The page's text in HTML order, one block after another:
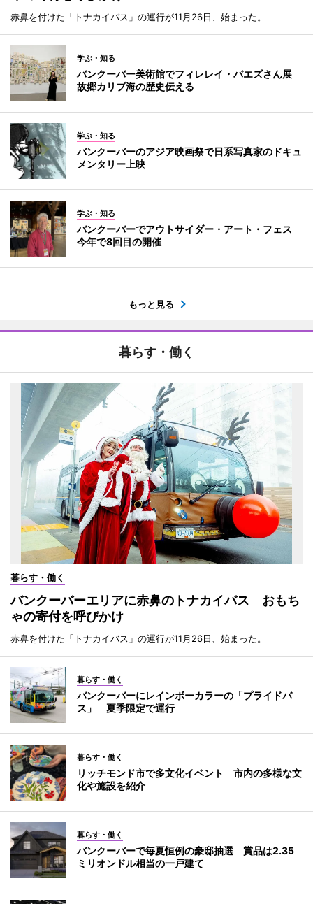
赤鼻を付けた「トナカイバス」の運行が11月26日、始まった。
学ぶ・知る
バンクーバー美術館でフィレレイ・バエズさん展
故郷カリブ海の歴史伝える
学ぶ・知る
バンクーバーのアジア映画祭で日系写真家のドキュ
メンタリー上映
学ぶ・知る
バンクーバーでアウトサイダー・アート・フェス
今年で8回目の開催
もっと見る
暮らす・働く
暮らす・働く
バンクーバーエリアに赤鼻のトナカイバス おもち
ゃの寄付を呼びかけ
赤鼻を付けた「トナカイバス」の運行が11月26日、始まった。
暮らす・働く
バンクーバーにレインボーカラーの「プライドバ
ス」 夏季限定で運行
暮らす・働く
リッチモンド市で多文化イベント 市内の多様な文
化や施設を紹介
暮らす・働く
バンクーバーで毎夏恒例の豪邸抽選 賞品は2.35
ミリオンドル相当の一戸建て